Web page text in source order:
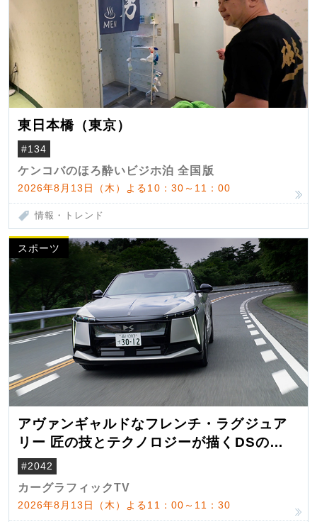
東日本橋（東京）
#134
ケンコバのほろ酔いビジホ泊 全国版
2026年8月13日（木）よる10：30～11：00
情報・トレンド
スポーツ
アヴァンギャルドなフレンチ・ラグジュア
リー 匠の技とテクノロジーが描くDSの世
界観
#2042
カーグラフィックTV
2026年8月13日（木）よる11：00～11：30